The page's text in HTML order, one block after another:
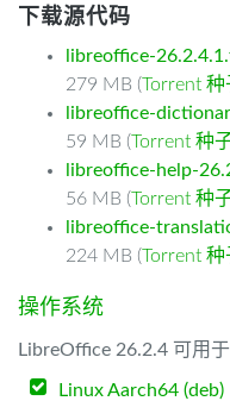
下载源代码
libreoffice-
279 MB (Torrent 种
libreoffice-
59 MB (Torrent 种
libreoffice-help-
56 MB (Torrent 种
libreoffice-
224 MB (Torrent 种
操作系统
LibreOffice 26.2.4 可用
Linux Aarch64 (deb)